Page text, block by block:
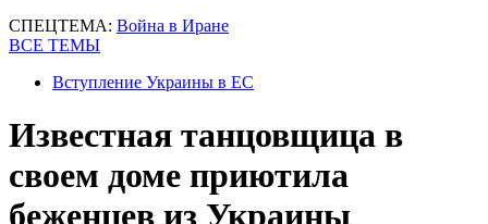
СПЕЦТЕМА: Война в Иране
ВСЕ ТЕМЫ
Вступление Украины в ЕС
Известная танцовщица в
своем доме приютила
беженцев из Украины